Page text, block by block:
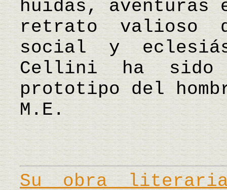
huidas, aventuras
retrato valioso
social y
Cellini ha sido
prototipo del
M.E.
Su obra